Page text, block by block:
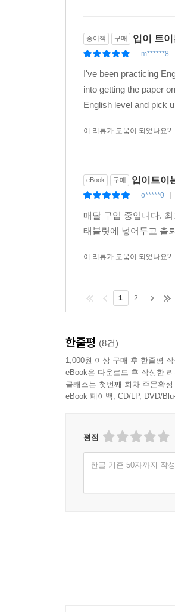
종이책 구매 입이 트
m******8
I've been practicing
into getting the paper
English level and pick
이 리뷰가 도움이 되었나요?
eBook 구매 입이트이
o*****0
매달 구입 중입니다.
태블릿에 넣어두고 출
이 리뷰가 도움이 되었나요?
1 2
한줄평 (8건)
1,000원 이상 구매 후 한줄평 작
eBook은 다운로드 후 작성한
클래스는 첫번째 회차 주문확
eBook 페이백, CD/LP, DVD/
평점
한글 기준 50자까지 작